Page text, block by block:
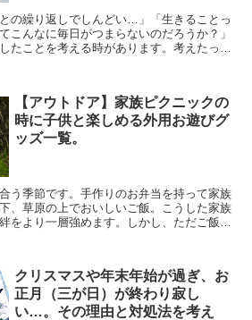
の繰り返しでしんどい…」「生きることっ
こんなに毎日がつまらないのだろうか？」
たことを考える時があります。考えたって
【アウトドア】家族ピクニックの
時に子供と楽しめる外用お遊びグ
ッズ一覧。
う季節です。手作りのお弁当を持って家族
、草原の上でおいしいご飯。こうした家族
をより一層強めます。しかし、ただご飯を
クリスマスや年末年始が過ぎ、お
正月（三が日）が終わり寂し
い…。その理由と対処法を考え